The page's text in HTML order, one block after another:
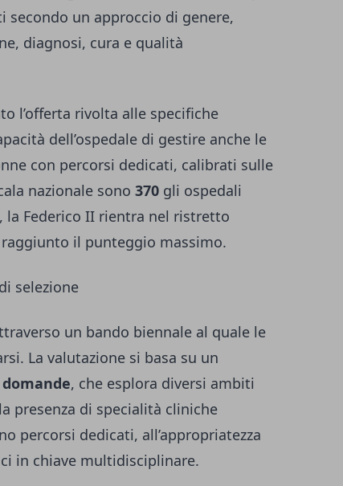
secondo un approccio di genere,
diagnosi, cura e qualità
l’offerta rivolta alle specifiche
dell’ospedale di gestire anche le
con percorsi dedicati, calibrati sulle
nazionale sono 370 gli ospedali
la Federico II rientra nel ristretto
il punteggio massimo.
selezione
un bando biennale al quale le
La valutazione si basa su un
, che esplora diversi ambiti
presenza di specialità cliniche
percorsi dedicati, all’appropriatezza
in chiave multidisciplinare.